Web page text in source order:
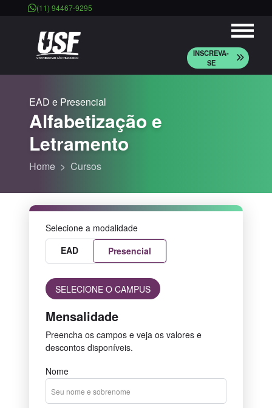
(11) 94467-9295
INSCREVA-
SE
EAD e Presencial
Alfabetização e
Letramento
Home Cursos
Selecione a modalidade
EAD
Presencial
SELECIONE O CAMPUS
Mensalidade
Preencha os campos e veja os valores e
descontos disponíveis.
Nome